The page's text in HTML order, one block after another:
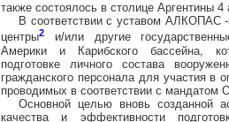
также состоялось в столице Аргентины 4
В соответствии с уставом АЛКОПАС
центры2
и/или другие
Америки и Карибского бассейна,
подготовке личного состава
гражданского персонала для участия в
проводимых в соответствии с мандатом
Основной целью вновь созданной
качества и эффективности